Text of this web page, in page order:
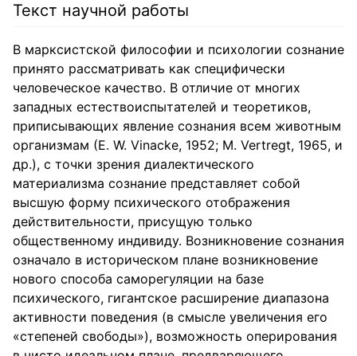
Текст научной работы
В марксистской философии и психологии сознание
принято рассматривать как специфически
человеческое качество. В отличие от многих
западных естествоиспытателей и теоретиков,
приписывающих явление сознания всем животным
организмам (Е. W. Vinacke, 1952; М. Vertregt, 1965, и
др.), с точки зрения диалектического
материализма сознание представляет собой
высшую форму психического отображения
действительности, присущую только
общественному индивиду. Возникновение сознания
означало в историческом плане возникновение
нового способа саморегуляции на базе
психического, гигантское расширение диапазона
активности поведения (в смысле увеличения его
«степеней свободы»), возможность оперирования